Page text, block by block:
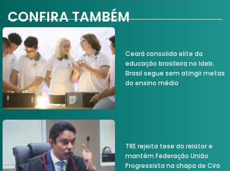
CONFIRA TAMBÉM
Ceará consolida elite da
educação brasileira no Ideb;
Brasil segue sem atingir metas
do ensino médio
TRE rejeita tese do relator e
mantém Federação União
Progressista na chapa de Ciro